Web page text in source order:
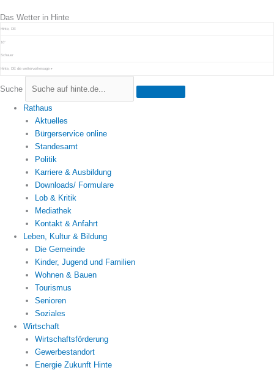
Inhalt
springen
Das Wetter in Hinte
Hinte, DE
16°
Schauer
Hinte, DE die wettervorhersage ▸
Suche
Rathaus
Aktuelles
Bürgerservice online
Standesamt
Politik
Karriere & Ausbildung
Downloads/ Formulare
Lob & Kritik
Mediathek
Kontakt & Anfahrt
Leben, Kultur & Bildung
Die Gemeinde
Kinder, Jugend und Familien
Wohnen & Bauen
Tourismus
Senioren
Soziales
Wirtschaft
Wirtschaftsförderung
Gewerbestandort
Energie Zukunft Hinte